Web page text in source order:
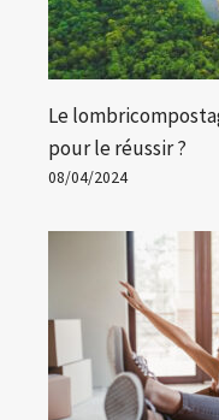
Le
pour le réussir ?
08/04/2024